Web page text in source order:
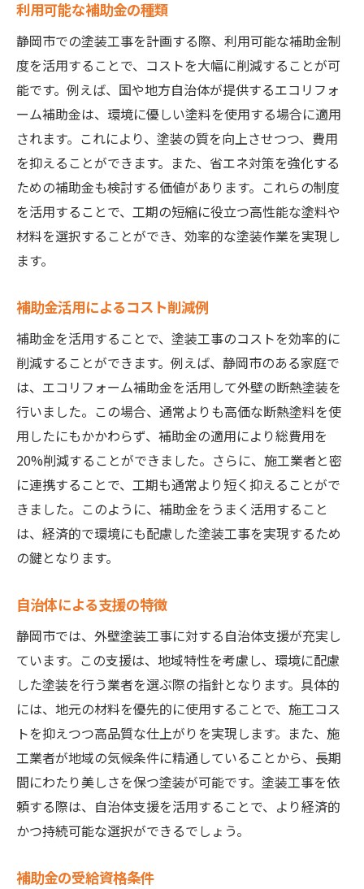
利用可能な補助金の種類
静岡市での塗装工事を計画する際、利用可能な補助金制
度を活用することで、コストを大幅に削減することが可
能です。例えば、国や地方自治体が提供するエコリフォ
ーム補助金は、環境に優しい塗料を使用する場合に適用
されます。これにより、塗装の質を向上させつつ、費用
を抑えることができます。また、省エネ対策を強化する
ための補助金も検討する価値があります。これらの制度
を活用することで、工期の短縮に役立つ高性能な塗料や
材料を選択することができ、効率的な塗装作業を実現し
ます。
補助金活用によるコスト削減例
補助金を活用することで、塗装工事のコストを効率的に
削減することができます。例えば、静岡市のある家庭で
は、エコリフォーム補助金を活用して外壁の断熱塗装を
行いました。この場合、通常よりも高価な断熱塗料を使
用したにもかかわらず、補助金の適用により総費用を
20%削減することができました。さらに、施工業者と密
に連携することで、工期も通常より短く抑えることがで
きました。このように、補助金をうまく活用すること
は、経済的で環境にも配慮した塗装工事を実現するため
の鍵となります。
自治体による支援の特徴
静岡市では、外壁塗装工事に対する自治体支援が充実し
ています。この支援は、地域特性を考慮し、環境に配慮
した塗装を行う業者を選ぶ際の指針となります。具体的
には、地元の材料を優先的に使用することで、施工コス
トを抑えつつ高品質な仕上がりを実現します。また、施
工業者が地域の気候条件に精通していることから、長期
間にわたり美しさを保つ塗装が可能です。塗装工事を依
頼する際は、自治体支援を活用することで、より経済的
かつ持続可能な選択ができるでしょう。
補助金の受給資格条件